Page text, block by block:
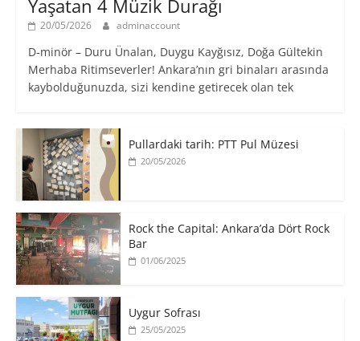
Yaşatan 4 Müzik Durağı
20/05/2026 adminaccount
D-minör – Duru Ünalan, Duygu Kayğısız, Doğa Gültekin
Merhaba Ritimseverler! Ankara’nın gri binaları arasında
kaybolduğunuzda, sizi kendine getirecek olan tek
Pullardaki tarih: PTT Pul Müzesi
20/05/2026
Rock the Capital: Ankara’da Dört Rock
Bar
01/06/2025
Uygur Sofrası
25/05/2025